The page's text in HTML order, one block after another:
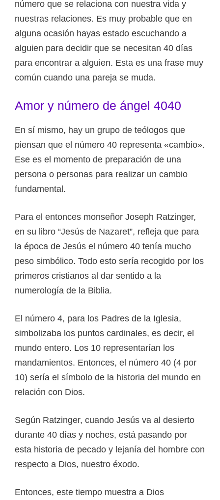
número que se relaciona con nuestra vida y
nuestras relaciones. Es muy probable que en
alguna ocasión hayas estado escuchando a
alguien para decidir que se necesitan 40 días
para encontrar a alguien. Esta es una frase muy
común cuando una pareja se muda.
Amor y número de ángel 4040
En sí mismo, hay un grupo de teólogos que
piensan que el número 40 representa «cambio».
Ese es el momento de preparación de una
persona o personas para realizar un cambio
fundamental.
Para el entonces monseñor Joseph Ratzinger,
en su libro “Jesús de Nazaret”, refleja que para
la época de Jesús el número 40 tenía mucho
peso simbólico. Todo esto sería recogido por los
primeros cristianos al dar sentido a la
numerología de la Biblia.
El número 4, para los Padres de la Iglesia,
simbolizaba los puntos cardinales, es decir, el
mundo entero. Los 10 representarían los
mandamientos. Entonces, el número 40 (4 por
10) sería el símbolo de la historia del mundo en
relación con Dios.
Según Ratzinger, cuando Jesús va al desierto
durante 40 días y noches, está pasando por
esta historia de pecado y lejanía del hombre con
respecto a Dios, nuestro éxodo.
Entonces, este tiempo muestra a Dios